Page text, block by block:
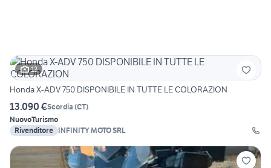
13
Honda X-ADV 750 DISPONIBILE IN TUTTE LE COLORAZION
13.090 €Scordia (CT)
NuovoTurismo
Rivenditore INFINITY MOTO SRL